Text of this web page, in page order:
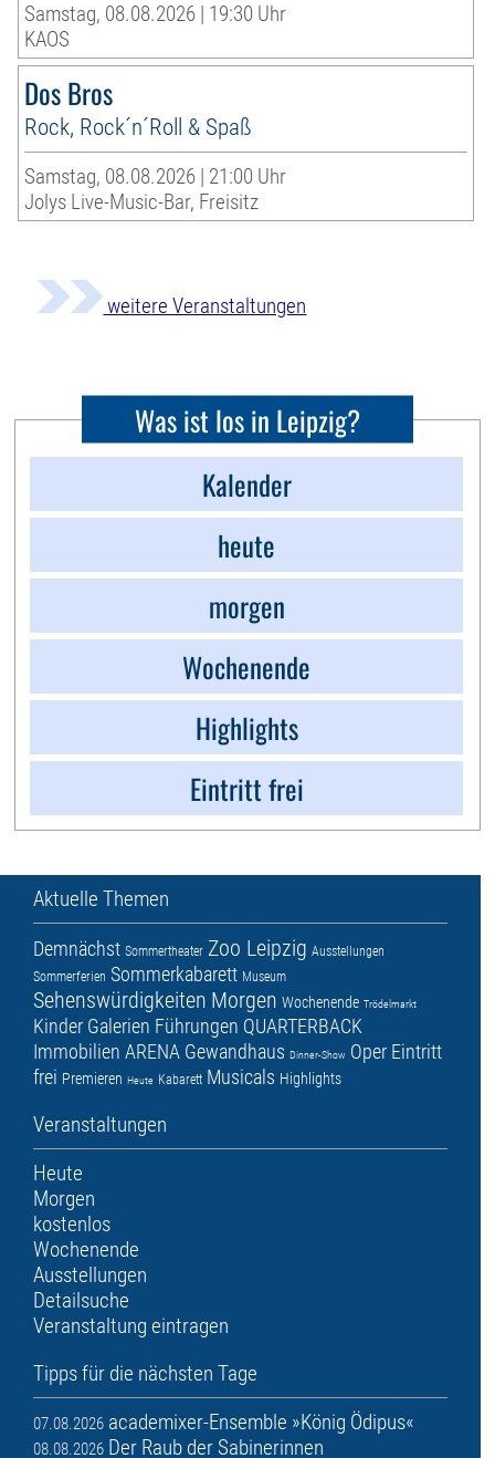
Samstag, 08.08.2026 | 19:30 Uhr
KAOS
Dos Bros
Rock, Rock´n´Roll & Spaß
Samstag, 08.08.2026 | 21:00 Uhr
Jolys Live-Music-Bar, Freisitz
weitere Veranstaltungen
Was ist los in Leipzig?
Kalender
heute
morgen
Wochenende
Highlights
Eintritt frei
Aktuelle Themen
Demnächst Sommertheater Zoo Leipzig Ausstellungen
Sommerferien Sommerkabarett Museum
Sehenswürdigkeiten Morgen Wochenende Trödelmarkt
Kinder Galerien Führungen QUARTERBACK
Immobilien ARENA Gewandhaus Dinner-Show Oper Eintritt
frei Premieren Heute Kabarett Musicals Highlights
Veranstaltungen
Heute
Morgen
kostenlos
Wochenende
Ausstellungen
Detailsuche
Veranstaltung eintragen
Tipps für die nächsten Tage
07.08.2026 academixer-Ensemble »König Ödipus«
08.08.2026 Der Raub der Sabinerinnen